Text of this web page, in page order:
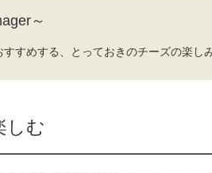
～
すめする、とっておきのチーズの楽し
しむ